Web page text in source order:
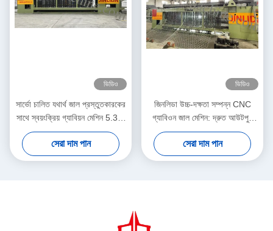
ভিডিও
সার্ভো চালিত যথার্থ জাল প্রস্তুতকারকের
সাথে স্বয়ংক্রিয় গ্যাবিয়ন মেশিন 5.3m
সর্বোচ্চ প্রস্থ
সেরা দাম পান
ভিডিও
জিনলিডা উচ্চ-দক্ষতা সম্পন্ন CNC
গ্যাবিওন জাল মেশিন: দ্রুত আউটপুট
এবং নির্ভুল বুননের নিখুঁত সংমিশ্রণ যা
উৎপাদনশীলতা বাড়ায়
সেরা দাম পান